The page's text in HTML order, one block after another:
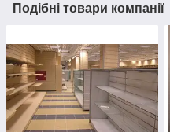
Подібні товари компанії